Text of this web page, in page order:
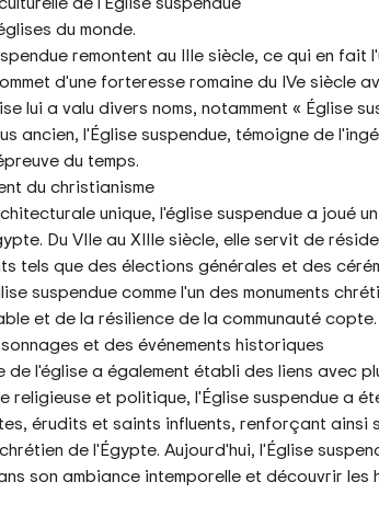
du monde.
remontent au IIIe siècle, ce qui en fait
d'une forteresse romaine du IVe siècle
lui a valu divers noms, notamment « Église
ancien, l'Église suspendue, témoigne de
du temps.
du christianisme
unique, l'église suspendue a joué
Du VIIe au XIIIe siècle, elle servit de
tels que des élections générales et des
suspendue comme l'un des monuments
et de la résilience de la communauté copte.
et des événements historiques
l'église a également établi des liens avec
religieuse et politique, l'Église suspendue a
érudits et saints influents, renforçant ainsi
de l'Égypte. Aujourd'hui, l'Église
son ambiance intemporelle et découvrir